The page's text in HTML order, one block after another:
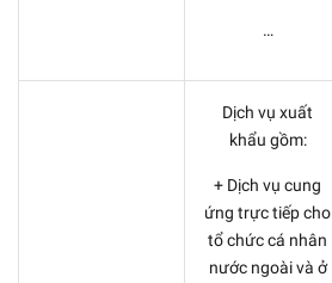
…
Dịch vụ xuất
khẩu gồm:
+ Dịch vụ cung
ứng trực tiếp cho
tổ chức cá nhân
nước ngoài và ở